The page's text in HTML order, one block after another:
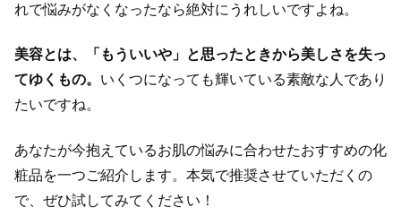
れで悩みがなくなったなら絶対にうれしいですよね。
美容とは、「もういいや」と思ったときから美しさを失っ
てゆくもの。 いくつになっても輝いている素敵な人であり
たいですね。
あなたが今抱えているお肌の悩みに合わせたおすすめの化
粧品を一つご紹介します。本気で推奨させていただくの
で、ぜひ試してみてください！